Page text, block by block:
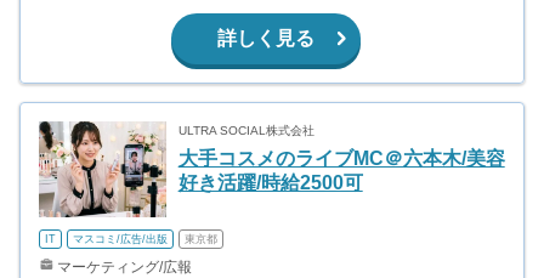
詳しく見る
ULTRA SOCIAL株式会社
大手コスメのライブMC＠六本木/美容
好き活躍/時給2500可
IT マスコミ/広告/出版 東京都
マーケティング/広報